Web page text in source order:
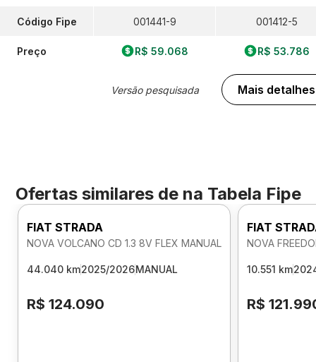
Código Fipe
Preço
001441-9
R$ 59.068
Versão pesquisada
001412-5
R$ 53.786
Mais detalhes
Ofertas similares de na Tabela Fipe
FIAT STRADA
NOVA VOLCANO CD 1.3 8V FLEX MANUAL
44.040 km2025/2026MANUAL
R$ 124.090
FIAT
NOVA
10.551 km
R$